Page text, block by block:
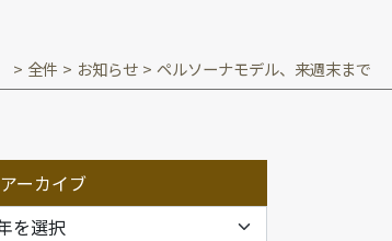
> 全件 > お知らせ > ペルソーナモデル、来週末まで
アーカイブ